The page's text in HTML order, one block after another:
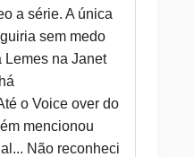
a série. A única
sem medo
Lemes na Janet
o Voice over do
mencionou
Não reconheci